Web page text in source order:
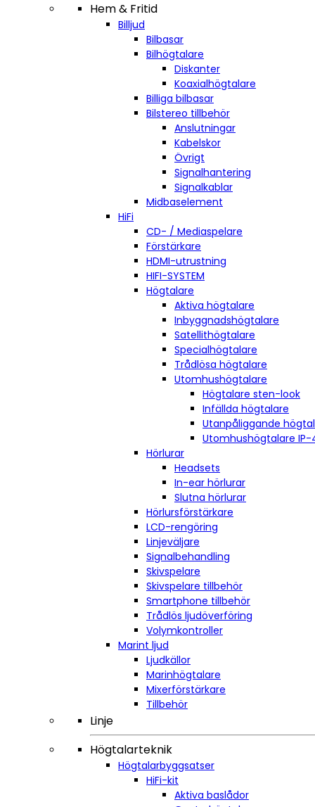
Hem & Fritid
Billjud
Bilbasar
Bilhögtalare
Diskanter
Koaxialhögtalare
Billiga bilbasar
Bilstereo tillbehör
Anslutningar
Kabelskor
Övrigt
Signalhantering
Signalkablar
Midbaselement
HiFi
CD- / Mediaspelare
Förstärkare
HDMI-utrustning
HIFI-SYSTEM
Högtalare
Aktiva högtalare
Inbyggnadshögtalare
Satellithögtalare
Specialhögtalare
Trådlösa högtalare
Utomhushögtalare
Högtalare sten-look
Infällda högtalare
Utanpåliggande
Utomhushögtalare IP-
Hörlurar
Headsets
In-ear hörlurar
Slutna hörlurar
Hörlursförstärkare
LCD-rengöring
Linjeväljare
Signalbehandling
Skivspelare
Skivspelare tillbehör
Smartphone tillbehör
Trådlös ljudöverföring
Volymkontroller
Marint ljud
Ljudkällor
Marinhögtalare
Mixerförstärkare
Tillbehör
Linje
Högtalarteknik
Högtalarbyggsatser
HiFi-kit
Aktiva baslådor